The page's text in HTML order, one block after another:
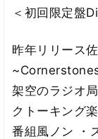
＜初回限定盤
昨年リリース
架空のラジオ
クトーキング
番組風ノン ・